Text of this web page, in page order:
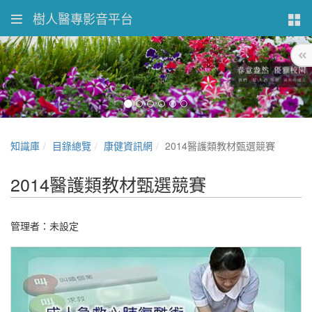
樹人醫專影音平台
知識庫 目錄總覽 康健資訊網 2014醫護類教材甄選競賽
2014醫護類教材甄選競賽
管理者：未設定